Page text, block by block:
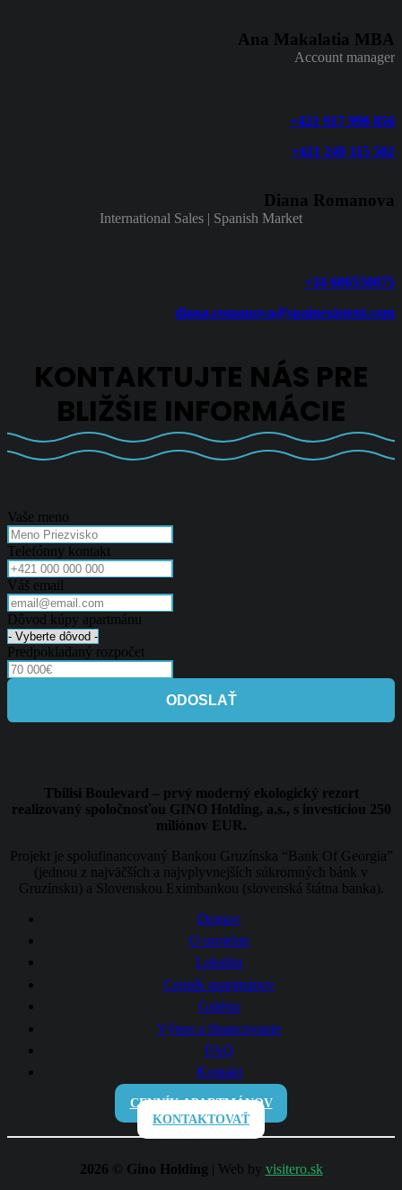
Ana Makalatia MBA
Account manager
+421 917 998 856
+421 249 115 502
Diana Romanova
International Sales | Spanish Market
+34 606550075
diana.romanova@spainexistent.com
KONTAKTUJTE NÁS PRE
BLIŽŠIE INFORMÁCIE
Vaše meno
Telefónny kontakt
Váš email
Dôvod kúpy apartmánu
Predpokladaný rozpočet
ODOSLAŤ
Tbilisi Boulevard – prvý moderný ekologický rezort
realizovaný spoločnosťou GINO Holding, a.s., s investíciou 250
miliónov EUR.
Projekt je spolufinancovaný Bankou Gruzínska “Bank Of Georgia”
(jednou z najväčších a najvplyvnejších súkromných bánk v
Gruzínsku) a Slovenskou Eximbankou (slovenská štátna banka).
Domov
O projekte
Lokalita
Cenník apartmánov
Galéria
Výnos a financovanie
FAQ
Kontakt
CENNÍK APARTMÁNOV
KONTAKTOVAŤ
2026 © Gino Holding | Web by visitero.sk